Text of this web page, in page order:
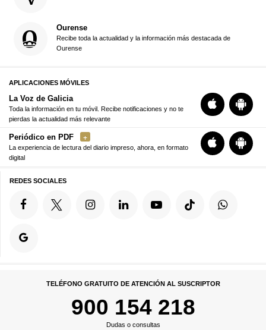
Ourense
Recibe toda la actualidad y la información más destacada de
Ourense
APLICACIONES MÓVILES
La Voz de Galicia
Toda la información en tu móvil. Recibe notificaciones y no te
pierdas la actualidad más relevante
Periódico en PDF
La experiencia de lectura del diario impreso, ahora, en formato
digital
REDES SOCIALES
TELÉFONO GRATUITO DE ATENCIÓN AL SUSCRIPTOR
900 154 218
Dudas o consultas